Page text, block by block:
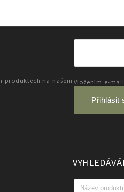
produktech na našem Vložením e-
Přihlásit